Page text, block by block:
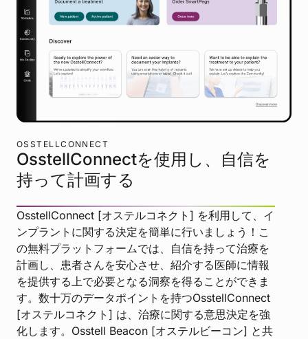
OSSTELLCONNECT
OsstellConnectを使用し、自信を
持って計画する
OsstellConnect [オステルコネクト] を利用して、イ
ンプラントに関する決定を簡単に行いましょう！こ
の無料プラットフォームでは、自信を持って治療を
計画し、患者さんを安心させ、紹介する医師に情報
を提供する上で必要となる洞察を得ることができま
す。数十万のデータポイントを持つOsstellConnect
[オステルコネクト] は、治療に関する意思決定を強
化します。Osstell Beacon [オステルビーコン] と共